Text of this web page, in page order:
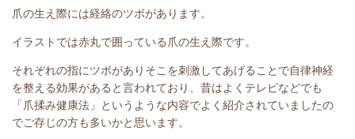
爪の生え際には経絡のツボがあります。
イラストでは赤丸で囲っている爪の生え際です。
それぞれの指にツボがありそこを刺激してあげることで自律神経
を整える効果があると言われており、昔はよくテレビなどでも
「爪揉み健康法」というような内容でよく紹介されていましたの
でご存じの方も多いかと思います。